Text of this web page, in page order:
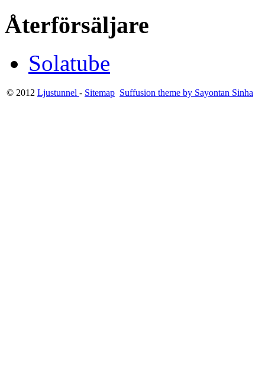
Återförsäljare
Solatube
© 2012 Ljustunnel - Sitemap Suffusion theme by Sayontan Sinha